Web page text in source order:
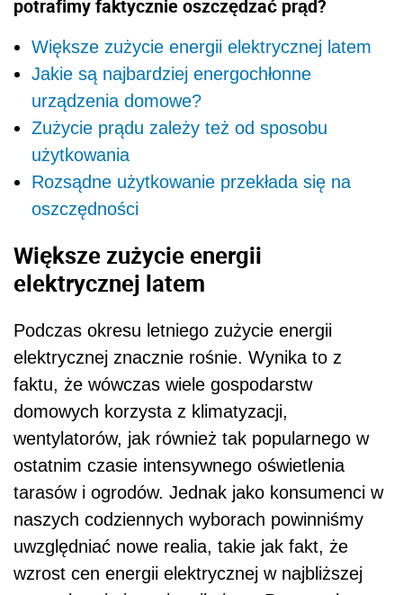
potrafimy faktycznie oszczędzać prąd?
Większe zużycie energii elektrycznej latem
Jakie są najbardziej energochłonne
urządzenia domowe?
Zużycie prądu zależy też od sposobu
użytkowania
Rozsądne użytkowanie przekłada się na
oszczędności
Większe zużycie energii
elektrycznej latem
Podczas okresu letniego zużycie energii
elektrycznej znacznie rośnie. Wynika to z
faktu, że wówczas wiele gospodarstw
domowych korzysta z klimatyzacji,
wentylatorów, jak również tak popularnego w
ostatnim czasie intensywnego oświetlenia
tarasów i ogrodów. Jednak jako konsumenci w
naszych codziennych wyborach powinniśmy
uwzględniać nowe realia, takie jak fakt, że
wzrost cen energii elektrycznej w najbliższej